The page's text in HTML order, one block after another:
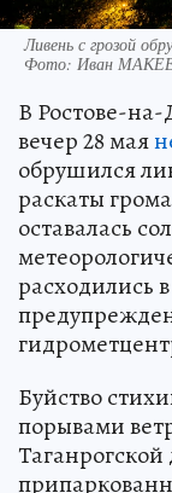
Ливень с грозой
Фото: Иван
В Ростове-
вечер 28 мая
обрушился
раскаты
оставалась
расходились
Буйство
порывами
Таганрогской